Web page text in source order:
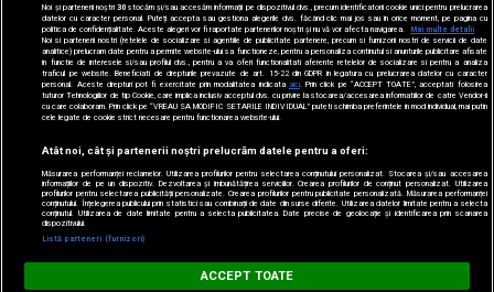
Digi Sport
m.digisport.ro DESCARCĂ
Noi și partenerii noștri30stocăm și/sau accesăm informații pe dispozitivul dvs., precum identificatorii cookie unici pentru prelucrarea
datelor cu caracter personal. Puteți accepta sau gestiona alegerile dvs. făcând clic mai jos sau în orice moment, pe pagina cu
politica de confidențialitate. Aceste alegeri vor fi raportate partenerilor noștri și nu vă vor afecta navigarea.
Mai multe detalii
Noi si partenerii nostri (retelele de socializare si agentiile de publicitate partenere, precum si furnizorii nostri de servicii de date
analitice) prelucram date pentru a permite website-ului sa functioneze, pentru a personaliza continutul si anunturile publicitare afisate
in functie de interesele si/sau profilul dvs., pentru a va oferi functionalitati aferente retelelor de socializare si pentru a analiza
traficul pe website. Beneficiati de drepturile prevazute de art. 15-22 din GDPR in legatura cu prelucrarea datelor cu caracter
personal. Aceste drepturi pot fi exercitate prin modalitatea indicata aici. Prin click pe “ACCEPT TOATE”, acceptati folosirea
tuturor Tehnologiilor de tip Cookie, care implica inclusiv acceptul dvs. cu privire la stocarea/accesarea informatiilor de catre Vendor-ii
cu care colaboram. Prin click pe “VREAU SA MODIFIC SETARILE INDIVIDUAL” puteti schimba preferintele in mod individual, mai putin
cele legate de cookie strict necesare pentru functionarea website-ului.
Atât noi, cât și partenerii noștri prelucrăm datele pentru a oferi:
Măsurarea performanței reclamelor. Utilizarea profilurilor pentru selectarea conținutului personalizat. Stocarea și/sau accesarea
informațiilor de pe un dispozitiv. Dezvoltarea și îmbunătățirea serviciilor. Crearea profilurilor de conținut personalizat. Utilizarea
profilurilor pentru selectarea publicității personalizate. Crearea profilurilor pentru publicitate personalizată. Măsurarea performanței
conținutului. Înțelegerea publicului prin statistici sau combinații de date din surse diferite. Utilizarea datelor limitate pentru a selecta
conținutul. Utilizarea de date limitate pentru a selecta publicitatea. Date precise de geolocație și identificarea prin scanarea
dispozitivului.
Listă parteneri (furnizori)
ACCEPT TOATE